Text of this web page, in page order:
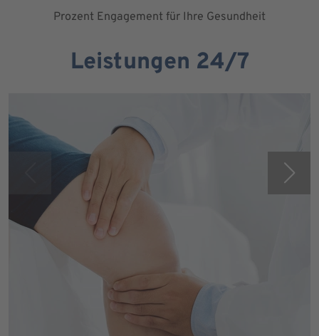
Prozent Engagement für Ihre Gesundheit
Leistungen 24/7